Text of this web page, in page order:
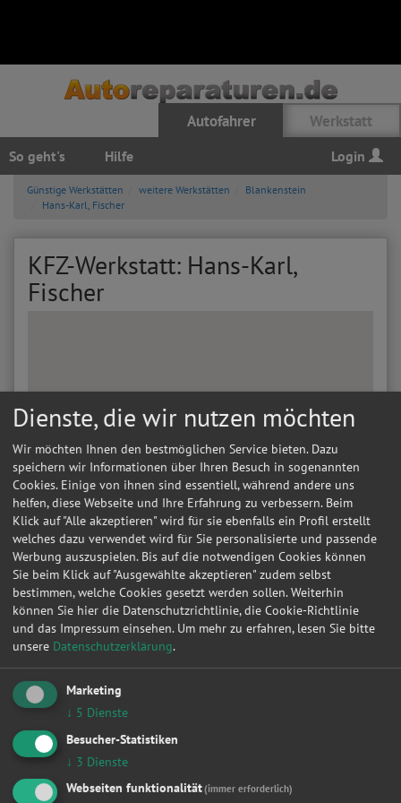
Autofahrer Werkstatt
So geht's Hilfe Login
Günstige Werkstätten weitere Werkstätten
Blankenstein
Hans-Karl, Fischer
KFZ-Werkstatt: Hans-Karl,
Fischer
Kontakt
Hans-Karl, Fischer
Absanger Str. 14a
07366 Blankenstein
Dienste, die wir nutzen möchten
Wir möchten Ihnen den bestmöglichen Service bieten. Dazu
speichern wir Informationen über Ihren Besuch in sogenannten
Cookies. Einige von ihnen sind essentiell, während andere uns
helfen, diese Webseite und Ihre Erfahrung zu verbessern. Beim
Klick auf "Alle akzeptieren" wird für sie ebenfalls ein Profil erstellt
welches dazu verwendet wird für Sie personalisierte und passende
Werbung auszuspielen. Bis auf die notwendigen Cookies können
Sie beim Klick auf "Ausgewählte akzeptieren" zudem selbst
bestimmen, welche Cookies gesetzt werden sollen. Weiterhin
können Sie hier die Datenschutzrichtlinie, die Cookie-Richtlinie
und das Impressum einsehen. Um mehr zu erfahren, lesen Sie bitte
unsere Datenschutzerklärung.
Marketing
↓ 5 Dienste
Besucher-Statistiken
↓ 3 Dienste
Webseiten funktionalität(immer erforderlich)